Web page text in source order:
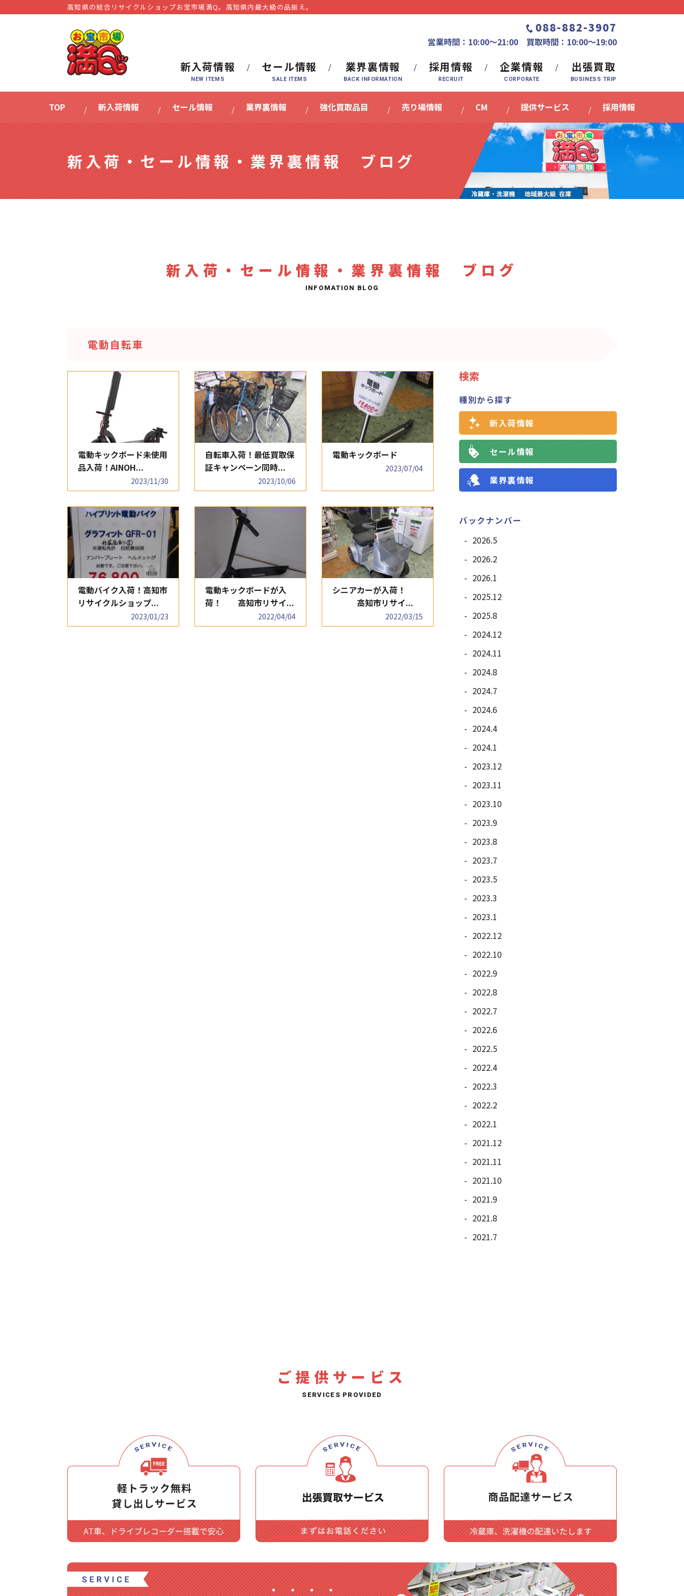
高知県の総合リサイクルショップお宝市場満Q。⾼知県内最⼤級の品揃え。
088-882-3907
営業時間：10:00〜21:00 買取時間：10:00～19:00
新入荷情報 セール情報 業界裏情報 採用情報 企業情報 出張買取
TOP 新入荷情報 セール情報 業界裏情報 強化買取品目 売り場情報 CM 提供サービス 採用情報
新入荷・セール情報・業界裏情報 ブログ
新入荷・セール情報・業界裏情報 ブログ
電動自転車
電動キックボード未使用
品入荷！AINOH...
2023/11/30
自転車入荷！最低買取保
証キャンペーン同時...
2023/10/06
電動キックボード
2023/07/04
電動バイク入荷！高知市
リサイクルショップ...
2023/01/23
電動キックボードが入
荷！ 高知市リサイ...
2022/04/04
シニアカーが入荷！
高知市リサイ...
2022/03/15
検索
種別から探す
新入荷情報
セール情報
業界裏情報
バックナンバー
2026.5
2026.2
2026.1
2025.12
2025.8
2024.12
2024.11
2024.8
2024.7
2024.6
2024.4
2024.1
2023.12
2023.11
2023.10
2023.9
2023.8
2023.7
2023.5
2023.3
2023.1
2022.12
2022.10
2022.9
2022.8
2022.7
2022.6
2022.5
2022.4
2022.3
2022.2
2022.1
2021.12
2021.11
2021.10
2021.9
2021.8
2021.7
ご提供サービス